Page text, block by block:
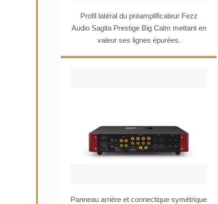
Profil latéral du préamplificateur Fezz
Audio Sagita Prestige Big Calm mettant en
valeur ses lignes épurées.
Panneau arrière et connectique symétrique